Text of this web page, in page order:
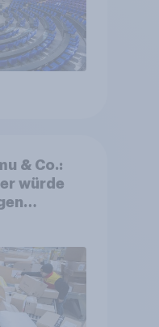
& Co.:
würde